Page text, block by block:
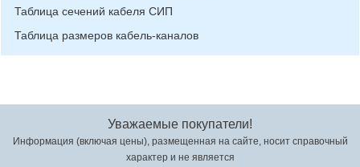
Таблица сечений кабеля СИП
Таблица размеров кабель-каналов
Уважаемые покупатели!
Информация (включая цены), размещенная на сайте, носит справочный
характер и не является